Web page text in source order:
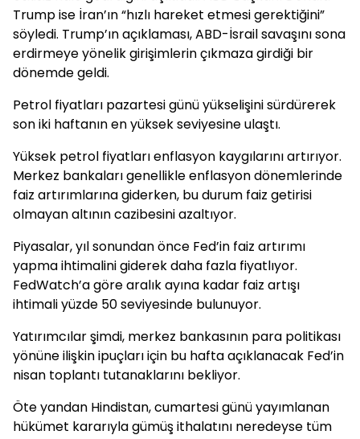
Trump ise İran’ın “hızlı hareket etmesi gerektiğini”
söyledi. Trump’ın açıklaması, ABD-İsrail savaşını sona
erdirmeye yönelik girişimlerin çıkmaza girdiği bir
dönemde geldi.
Petrol fiyatları pazartesi günü yükselişini sürdürerek
son iki haftanın en yüksek seviyesine ulaştı.
Yüksek petrol fiyatları enflasyon kaygılarını artırıyor.
Merkez bankaları genellikle enflasyon dönemlerinde
faiz artırımlarına giderken, bu durum faiz getirisi
olmayan altının cazibesini azaltıyor.
Piyasalar, yıl sonundan önce Fed’in faiz artırımı
yapma ihtimalini giderek daha fazla fiyatlıyor.
FedWatch’a göre aralık ayına kadar faiz artışı
ihtimali yüzde 50 seviyesinde bulunuyor.
Yatırımcılar şimdi, merkez bankasının para politikası
yönüne ilişkin ipuçları için bu hafta açıklanacak Fed’in
nisan toplantı tutanaklarını bekliyor.
Öte yandan Hindistan, cumartesi günü yayımlanan
hükümet kararıyla gümüş ithalatını neredeyse tüm